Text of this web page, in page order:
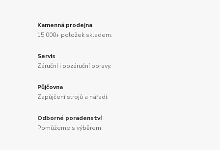
Kamenná prodejna
15.000+ položek skladem.
Servis
Záruční i pozáruční opravy.
Půjčovna
Zapůjčení strojů a nářadí.
Odborné poradenství
Pomůžeme s výběrem.